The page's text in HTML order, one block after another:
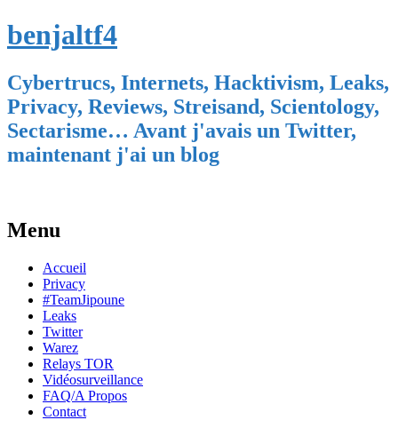
benjaltf4
Cybertrucs, Internets, Hacktivism, Leaks,
Privacy, Reviews, Streisand, Scientology,
Sectarisme… Avant j'avais un Twitter,
maintenant j'ai un blog
Menu
Skip
content
Accueil
Privacy
#TeamJipoune
Leaks
Twitter
Warez
Relays TOR
Vidéosurveillance
FAQ/A Propos
Contact